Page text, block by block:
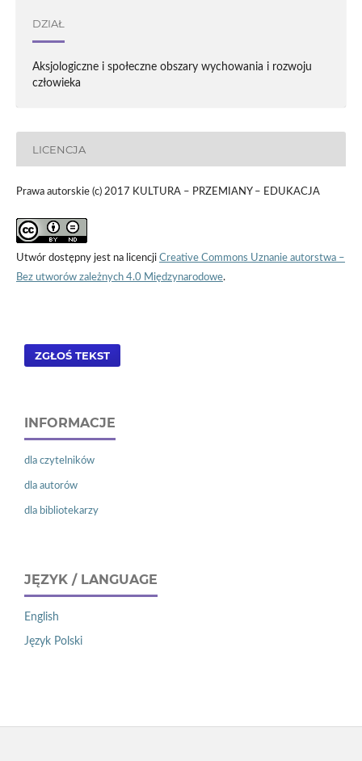
DZIAŁ
Aksjologiczne i społeczne obszary wychowania i rozwoju
człowieka
LICENCJA
Prawa autorskie (c) 2017 KULTURA – PRZEMIANY – EDUKACJA
Utwór dostępny jest na licencji Creative Commons Uznanie autorstwa –
Bez utworów zależnych 4.0 Międzynarodowe.
ZGŁOŚ TEKST
INFORMACJE
dla czytelników
dla autorów
dla bibliotekarzy
JĘZYK / LANGUAGE
English
Język Polski